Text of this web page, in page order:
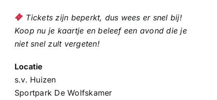
Tickets zijn beperkt, dus wees er snel bij!
Koop nu je kaartje en beleef een avond die je
niet snel zult vergeten!
Locatie
s.v. Huizen
Sportpark De Wolfskamer